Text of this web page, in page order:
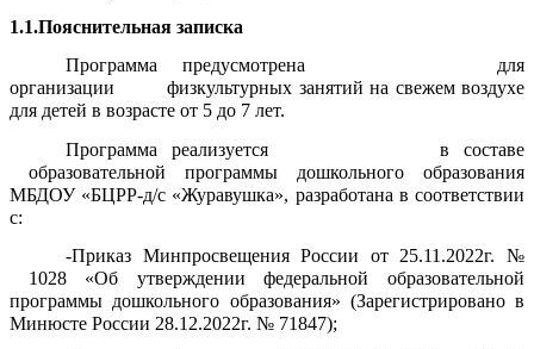
1.1.Пояснительная записка
Программа предусмотрена для
организации физкультурных занятий на свежем воздухе
для детей в возрасте от 5 до 7 лет.
Программа реализуется в составе
образовательной программы дошкольного образования
МБДОУ «БЦРР-д/с «Журавушка», разработана в соответствии
с:
-Приказ Минпросвещения России от 25.11.2022г. №
1028 «Об утверждении федеральной образовательной
программы дошкольного образования» (Зарегистрировано в
Минюсте России 28.12.2022г. № 71847);